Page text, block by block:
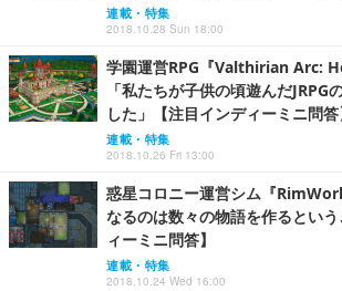
連載・特集
2018.10.28 Sun 18:00
学園運営RPG『Valthirian Arc:
「私たちが子供の頃遊んだJRPG
した」【注目インディーミニ問答
連載・特集
2018.10.26 Fri 13:00
惑星コロニー運営シム『
なるのは数々の物語を作るとい
ィーミニ問答】
連載・特集
2018.10.24 Wed 16:00